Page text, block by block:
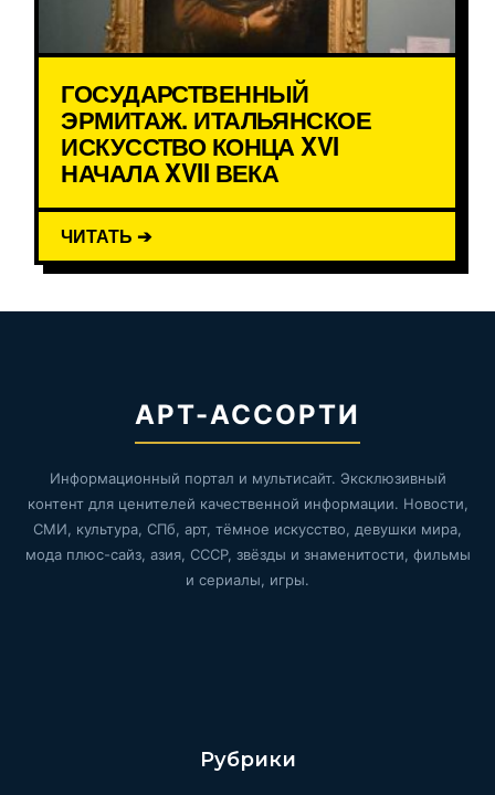
ГОСУДАРСТВЕННЫЙ
ЭРМИТАЖ. ИТАЛЬЯНСКОЕ
ИСКУССТВО КОНЦА XVI
НАЧАЛА XVII ВЕКА
ЧИТАТЬ ➔
АРТ-АССОРТИ
Информационный портал и мультисайт. Эксклюзивный
контент для ценителей качественной информации. Новости,
СМИ, культура, СПб, арт, тёмное искусство, девушки мира,
мода плюс-сайз, азия, СССР, звёзды и знаменитости, фильмы
и сериалы, игры.
Рубрики